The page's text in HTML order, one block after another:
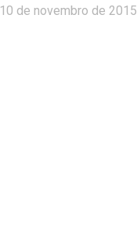
10 de novembro de 2015